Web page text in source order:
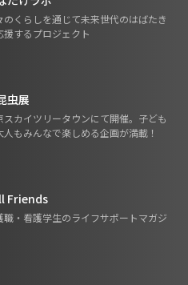
のくらしを通じて未来世代のはばたき
援するプロジェクト
虫展
スカイツリータウンにて開催。子ども
人もみんなで楽しめる企画が満載！
Friends
職・看護学生のライフサポートマガジ